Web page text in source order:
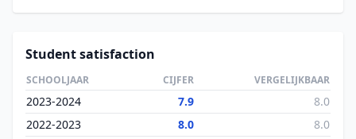
Student satisfaction
SCHOOLJAAR CIJFER VERGELIJKBAAR
2023-2024 7.9
8.0
2022-2023
8.0
8.0